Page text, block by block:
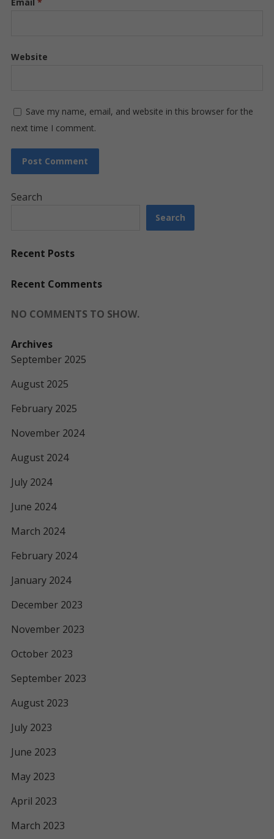
Website
Save my name, email, and website in this browser for the
next time I comment.
Search
Search
Recent Posts
Recent Comments
NO COMMENTS TO SHOW.
Archives
September 2025
August 2025
February 2025
November 2024
August 2024
July 2024
June 2024
March 2024
February 2024
January 2024
December 2023
November 2023
October 2023
September 2023
August 2023
July 2023
June 2023
May 2023
April 2023
March 2023